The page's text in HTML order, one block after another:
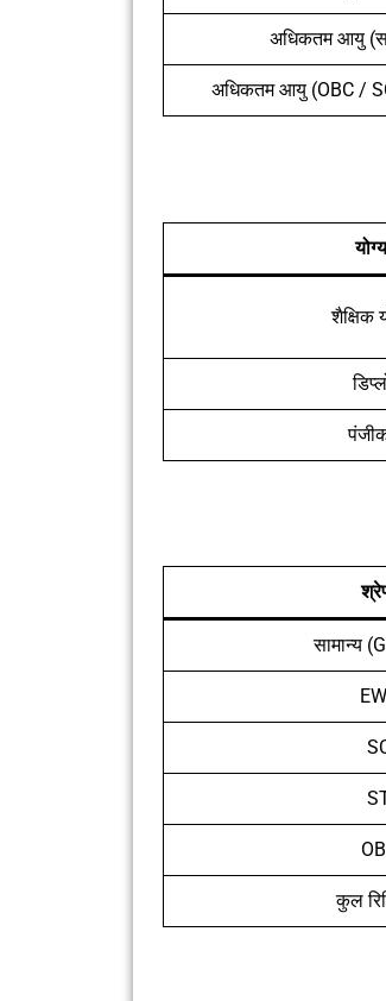
अधिकतम आयु
अधिकतम आयु (OBC /
शैक्षिक
सामान्य
कुल